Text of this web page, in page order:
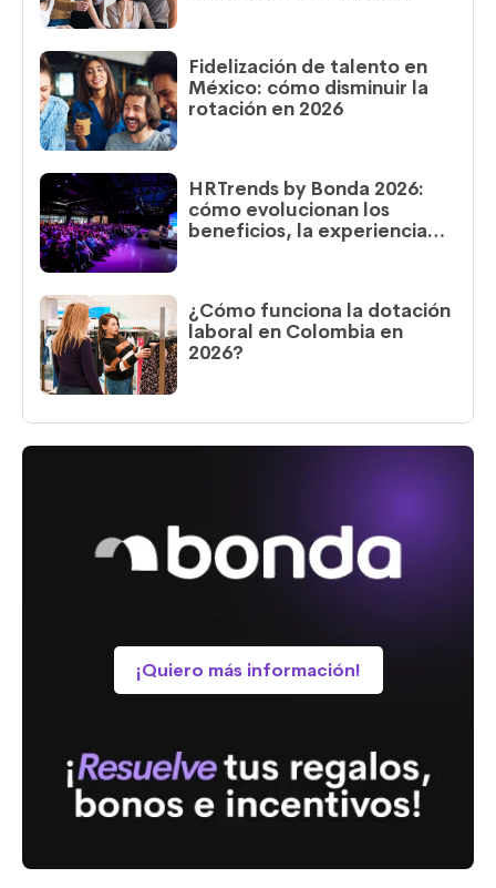
Fidelización de talento en
México: cómo disminuir la
rotación en 2026
HRTrends by Bonda 2026:
cómo evolucionan los
beneficios, la experiencia
¿Cómo funciona la dotación
laboral en Colombia en
2026?
¡Quiero más información!